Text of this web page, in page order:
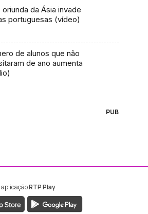
oriunda da Ásia invade
portuguesas (vídeo)
de alunos que não
de ano aumenta
PUB
Madeira
RTP Play